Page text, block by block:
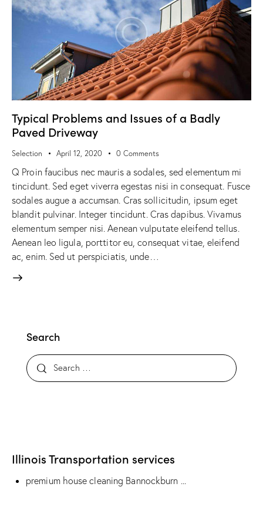
Typical Problems and Issues of a Badly
Paved Driveway
Selection April 12, 2020 0 Comments
Q Proin faucibus nec mauris a sodales, sed elementum mi
tincidunt. Sed eget viverra egestas nisi in consequat. Fusce
sodales augue a accumsan. Cras sollicitudin, ipsum eget
blandit pulvinar. Integer tincidunt. Cras dapibus. Vivamus
elementum semper nisi. Aenean vulputate eleifend tellus.
Aenean leo ligula, porttitor eu, consequat vitae, eleifend
ac, enim. Sed ut perspiciatis, unde…
Search
Search
for:
Illinois Transportation services
premium house cleaning Bannockburn ...